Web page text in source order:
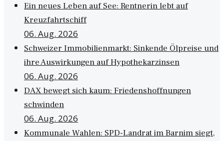
Ein neues Leben auf See: Rentnerin lebt auf
Kreuzfahrtschiff
06. Aug. 2026
Schweizer Immobilienmarkt: Sinkende Ölpreise und
ihre Auswirkungen auf Hypothekarzinsen
06. Aug. 2026
DAX bewegt sich kaum: Friedenshoffnungen
schwinden
06. Aug. 2026
Kommunale Wahlen: SPD-Landrat im Barnim siegt,